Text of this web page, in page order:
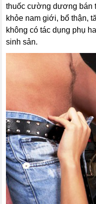
thuốc cường dương bán
khỏe nam giới, bổ thận,
không có tác dụng phụ
sinh sản.